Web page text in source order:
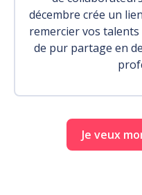
décembre crée un
remercier vos
de pur partage en
Je veux